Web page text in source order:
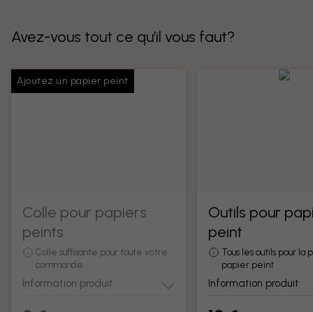
Avez-vous tout ce qu’il vous faut?
Ajoutez un papier peint
Colle pour papiers
peints
Colle suffisante pour toute votre
commande
Information produit
Outils pour
peint
Tous les outils pour la
papier peint
Information produit